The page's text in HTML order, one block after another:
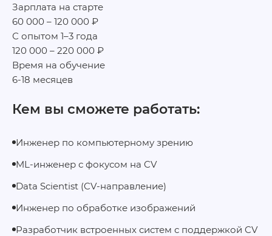
Зарплата на старте
60 000 – 120 000 ₽
С опытом 1–3 года
120 000 – 220 000 ₽
Время на обучение
6-18 месяцев
Кем вы сможете работать:
Инженер по компьютерному зрению
ML-инженер с фокусом на CV
Data Scientist (CV-направление)
Инженер по обработке изображений
Разработчик встроенных систем с поддержкой CV